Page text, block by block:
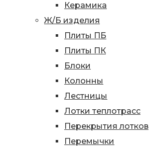
Керамика
Ж/Б изделия
Плиты ПБ
Плиты ПК
Блоки
Колонны
Лестницы
Лотки теплотрасс
Перекрытия лотков
Перемычки